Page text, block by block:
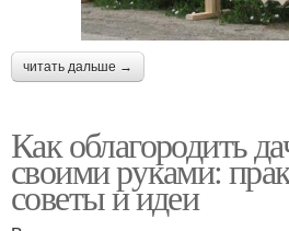
читать дальше →
Как облагородить
своими руками:
советы и идеи